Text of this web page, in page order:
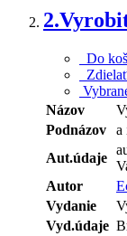
2.
Do
Názov
Podnázov
a
Aut.údaje
Autor
Vydanie
Vyd.údaje